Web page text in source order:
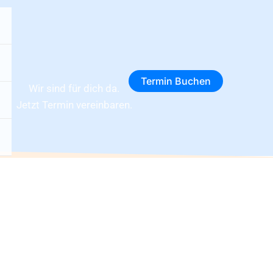
Termin Buchen
Wir sind für dich da.
Jetzt Termin vereinbaren.